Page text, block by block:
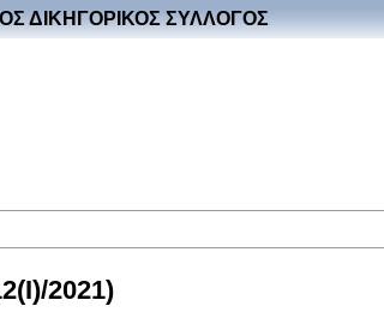
ΔΙΚΗΓΟΡΙΚΟΣ ΣΥΛΛΟΓΟΣ
2021)